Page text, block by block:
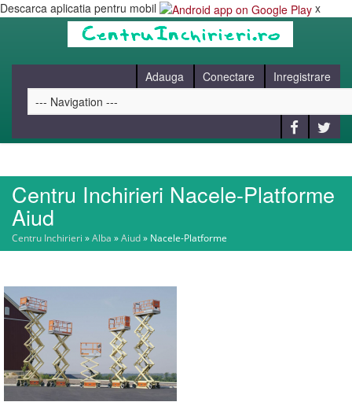
Descarca aplicatia pentru mobil x
Adauga Conectare Inregistrare
HOME
CAUT
BLOG
CONTACT
Centru Inchirieri Nacele-Platforme
Aiud
Centru Inchirieri »Alba »Aiud» Nacele-Platforme